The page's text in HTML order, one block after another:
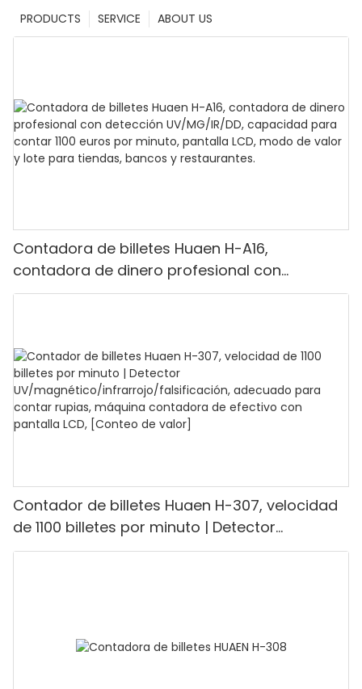
ABOUT US
SERVICE
PRODUCTS
Contadora de billetes Huaen H-A16,
contadora de dinero profesional con
detección UV/MG/IR/DD, capacidad para
restaurantes.
Contador de billetes Huaen H-307, velocidad
de 1100 billetes por minuto | Detector
UV/magnético/infrarrojo/falsificación,